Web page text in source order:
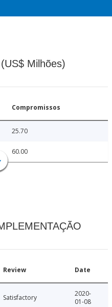
Milhões)
Compromissos
25.70
60.00
Review Date
Satisfactory
2020-
01-08